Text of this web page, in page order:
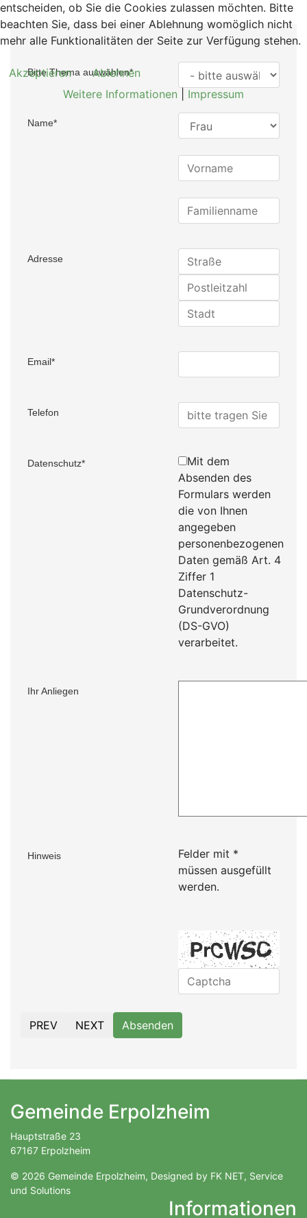
Bitte Thema auswählen*
Name*
Adresse
Email*
Telefon
Datenschutz*
Mit dem
Absenden des
Formulars werden
die von Ihnen
angegeben
personenbezogenen
Daten gemäß Art. 4
Ziffer 1
Datenschutz-
Grundverordnung
(DS-GVO)
verarbeitet.
Ihr Anliegen
Hinweis Felder mit *
müssen ausgefüllt
werden.
PREV NEXT Absenden
Gemeinde Erpolzheim
Hauptstraße 23
67167 Erpolzheim
© 2026 Gemeinde Erpolzheim, Designed by FK NET, Service
und Solutions
Informationen
entscheiden, ob Sie die Cookies zulassen möchten. Bitte
beachten Sie, dass bei einer Ablehnung womöglich nicht
mehr alle Funktionalitäten der Seite zur Verfügung stehen.
Akzeptieren
Ablehnen
Weitere Informationen
Impressum